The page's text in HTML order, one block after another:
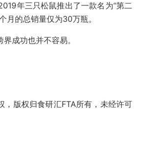
年三只松鼠推出了一款名为“第二
月的总销量仅为30万瓶。
成功也并不容易。
，版权归食研汇FTA所有，未经许可